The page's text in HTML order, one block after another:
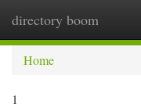
directory boom
Home
1